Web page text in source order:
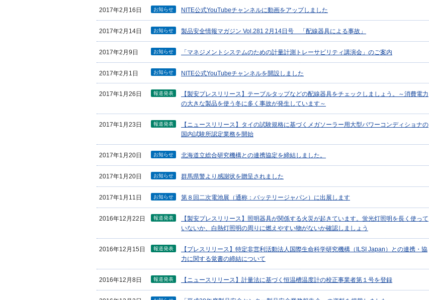
2017年2月16日 お知らせ NITE公式YouTubeチャンネルに動画をアップしました
2017年2月14日 お知らせ 製品安全情報マガジン Vol.281 2月14日号 「配線器具による事故」
2017年2月9日 お知らせ 「マネジメントシステムのための計量計測トレーサビリティ講演会」のご案内
2017年2月1日 お知らせ NITE公式YouTubeチャンネルを開設しました
2017年1月26日 報道発表
【製安プレスリリース】テーブルタップなどの配線器具をチェックしましょう。～消費電力
の大きな製品を使う冬に多く事故が発生しています～
2017年1月23日 報道発表
【ニュースリリース】タイの試験規格に基づくメガソーラー用大型パワーコンディショナの
国内試験所認定業務を開始
2017年1月20日 お知らせ 北海道立総合研究機構との連携協定を締結しました。
2017年1月20日 お知らせ 群馬県警より感謝状を贈呈されました
2017年1月11日 お知らせ 第８回二次電池展（通称：バッテリージャパン）に出展します
2016年12月22日 報道発表
【製安プレスリリース】照明器具が関係する火災が起きています。蛍光灯照明を長く使って
いないか、白熱灯照明の周りに燃えやすい物がないか確認しましょう
2016年12月15日 報道発表
【プレスリリース】特定非営利活動法人国際生命科学研究機構（ILSI Japan）との連携・協
力に関する覚書の締結について
2016年12月8日 報道発表 【ニュースリリース】計量法に基づく恒温槽温度計の校正事業者第１号を登録